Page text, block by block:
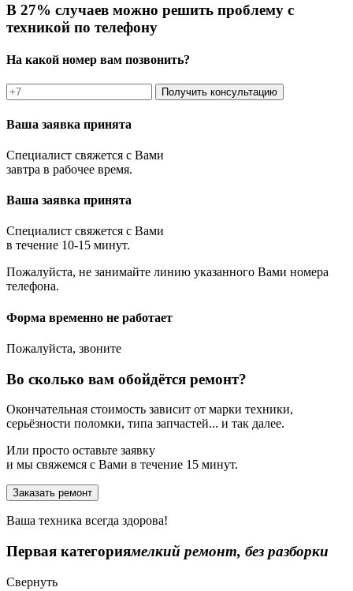
В 27% случаев можно решить проблему с
техникой по телефону
На какой номер вам позвонить?
Получить консультацию
Ваша заявка принята
Специалист свяжется с Вами
завтра в рабочее время.
Ваша заявка принята
Специалист свяжется с Вами
в течение 10-15 минут.
Пожалуйста, не занимайте линию указанного Вами номера
телефона.
Форма временно не работает
Пожалуйста, звоните
Во сколько вам обойдётся ремонт?
Окончательная стоимость зависит от марки техники,
серьёзности поломки, типа запчастей... и так далее.
Или просто оставьте заявку
и мы свяжемся с Вами в течение 15 минут.
Заказать ремонт
Ваша техника всегда здорова!
Первая категориямелкий ремонт, без разборки
Свернуть